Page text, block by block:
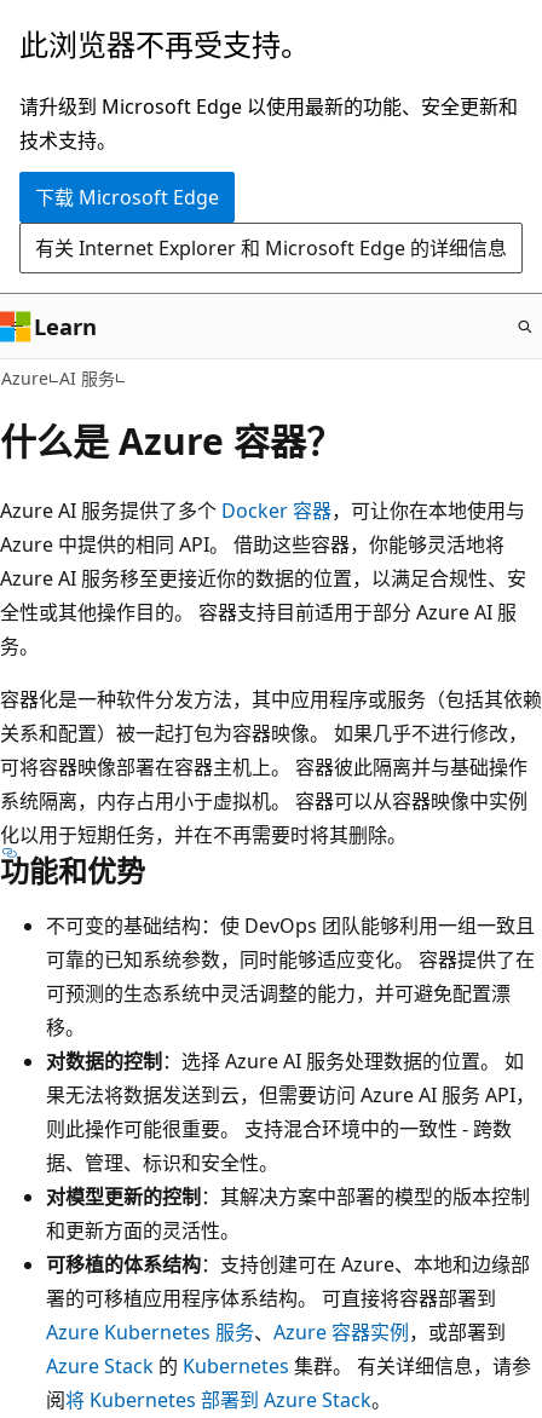
跳
主
要
内
此浏览器不再受支持。
请升级到 Microsoft Edge 以使用最新的功能、安全更新和
技术支持。
下载 Microsoft Edge
有关 Internet Explorer 和 Microsoft Edge 的详细信息
Learn
Azure AI 服务
什么是 Azure 容器？
Azure AI 服务提供了多个 Docker 容器，可让你在本地使用与
Azure 中提供的相同 API。 借助这些容器，你能够灵活地将
Azure AI 服务移至更接近你的数据的位置，以满足合规性、安
全性或其他操作目的。 容器支持目前适用于部分 Azure AI 服
务。
容器化是一种软件分发方法，其中应用程序或服务（包括其依赖
关系和配置）被一起打包为容器映像。 如果几乎不进行修改，
可将容器映像部署在容器主机上。 容器彼此隔离并与基础操作
系统隔离，内存占用小于虚拟机。 容器可以从容器映像中实例
化以用于短期任务，并在不再需要时将其删除。
功能和优势
不可变的基础结构：使 DevOps 团队能够利用一组一致且
可靠的已知系统参数，同时能够适应变化。 容器提供了在
可预测的生态系统中灵活调整的能力，并可避免配置漂
移。
对数据的控制：选择 Azure AI 服务处理数据的位置。 如
果无法将数据发送到云，但需要访问 Azure AI 服务 API，
则此操作可能很重要。 支持混合环境中的一致性 - 跨数
据、管理、标识和安全性。
对模型更新的控制：其解决方案中部署的模型的版本控制
和更新方面的灵活性。
可移植的体系结构：支持创建可在 Azure、本地和边缘部
署的可移植应用程序体系结构。 可直接将容器部署到
Azure Kubernetes 服务、 Azure 容器实例，或部署到
Azure Stack 的 Kubernetes 集群。 有关详细信息，请参
阅将 Kubernetes 部署到 Azure Stack。